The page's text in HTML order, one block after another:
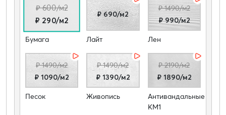
₽ 600/м2
₽ 290/м2
Бумага
₽ 690/м2
Лайт
₽ 1490/м2
₽ 990/м2
Лен
₽ 1490/м2
₽ 1090/м2
Песок
₽ 1490/м2
₽ 1390/м2
Живопись
₽ 2190/м2
₽ 1890/м2
Антивандальные
КМ1